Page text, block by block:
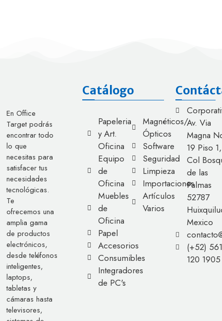
En Office
Target podrás
encontrar todo
lo que
necesitas para
satisfacer tus
necesidades
tecnológicas.
Te
ofrecemos una
amplia gama
de productos
electrónicos,
desde teléfonos
inteligentes,
laptops,
tabletas y
cámaras hasta
televisores,
Catálogo
Papeleria
y Art.
Oficina
Equipo
de
Oficina
Muebles
de
Oficina
Papel
Accesorios
Consumibles
Integradores
de PC's
Magnéticos/
Ópticos
Software
Seguridad
Limpieza
Importaciones
Artículos
Varios
Av. Via
Magna
19 Piso 1,
Col
de las
Palmas
52787
Mexico
(+52) 561
120 1905